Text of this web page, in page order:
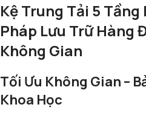
Kệ Trung Tải 5 Tầng
Pháp Lưu Trữ Hàng
Không Gian
Tối Ưu Không Gian –
Khoa Học